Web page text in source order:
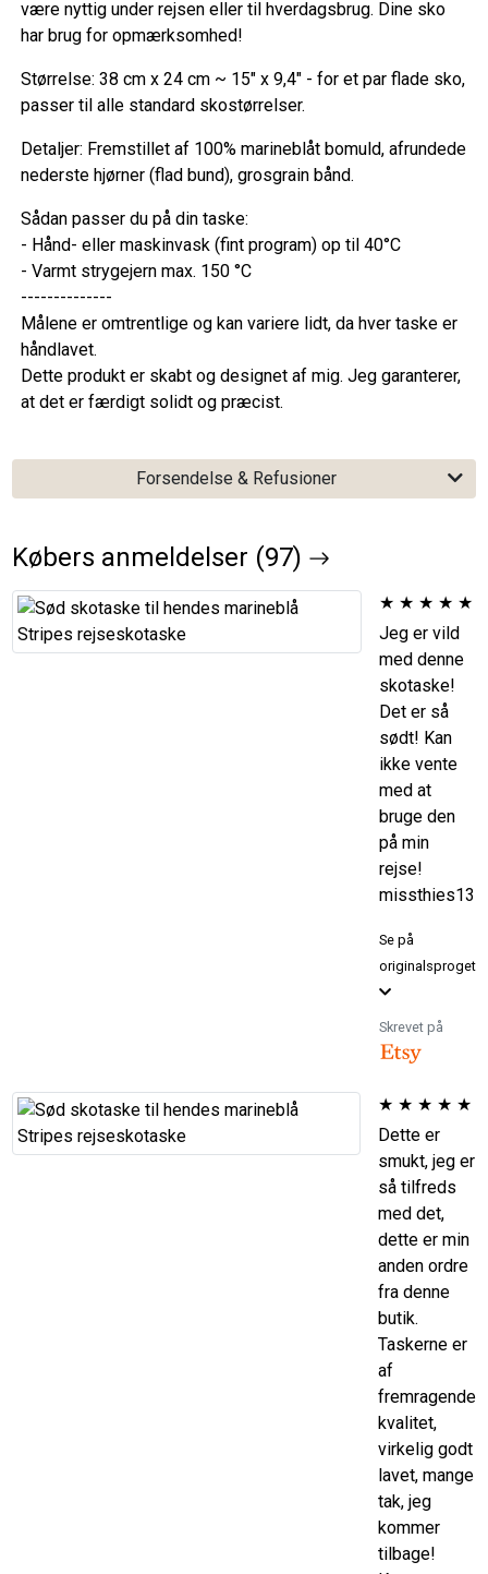
være nyttig under rejsen eller til hverdagsbrug. Dine sko
har brug for opmærksomhed!
Størrelse: 38 cm x 24 cm ~ 15" x 9,4" - for et par flade sko,
passer til alle standard skostørrelser.
Detaljer: Fremstillet af 100% marineblåt bomuld, afrundede
nederste hjørner (flad bund), grosgrain bånd.
Sådan passer du på din taske:
- Hånd- eller maskinvask (fint program) op til 40°C
- Varmt strygejern max. 150 °C
--------------
Målene er omtrentlige og kan variere lidt, da hver taske er
håndlavet.
Dette produkt er skabt og designet af mig. Jeg garanterer,
at det er færdigt solidt og præcist.
Forsendelse & Refusioner
Købers anmeldelser (97)
★ ★ ★ ★ ★
Jeg er vild
med denne
skotaske!
Det er så
sødt! Kan
ikke vente
med at
bruge den
på min
rejse!
missthies13
Se på
originalsproget
Skrevet på
★ ★ ★ ★ ★
Dette er
smukt, jeg er
så tilfreds
med det,
dette er min
anden ordre
fra denne
butik.
Taskerne er
af
fremragende
kvalitet,
virkelig godt
lavet, mange
tak, jeg
kommer
tilbage!